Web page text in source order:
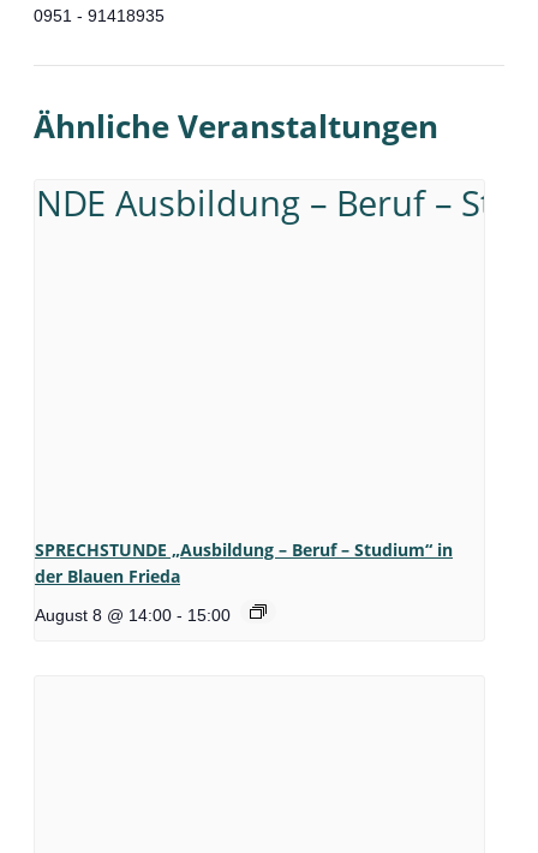
0951 - 91418935
Ähnliche Veranstaltungen
SPRECHSTUNDE „Ausbildung – Beruf – Studium“ in
der Blauen Frieda
August 8 @ 14:00 - 15:00